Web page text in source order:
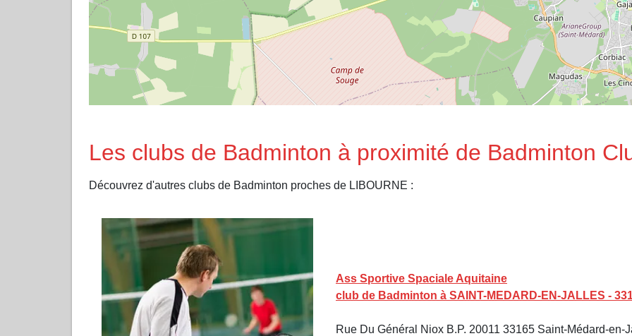
Les clubs de Badminton à proximité de Badminton
Découvrez d'autres clubs de Badminton proches de LIBOURNE :
Ass Sportive Spaciale Aquitaine
club de Badminton à SAINT-MEDARD-EN-JALLES -
Rue Du Général Niox B.P. 20011 33165 Saint-Médard-en-